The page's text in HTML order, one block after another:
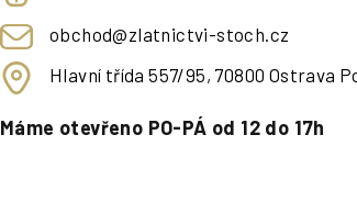
obchod@zlatnictvi-stoch.cz
Hlavní třída 557/95, 70800 Ostrava
Máme otevřeno PO-PÁ od 12 do 17h